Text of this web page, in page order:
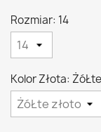
Rozmiar: 14
Kolor Złota: